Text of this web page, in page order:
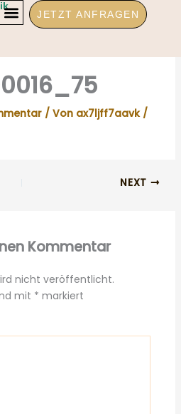
JETZT ANFRAGEN
/ Von ax7ljff7aavk /
NEXT
Kommentar
nicht veröffentlicht.
mit * markiert